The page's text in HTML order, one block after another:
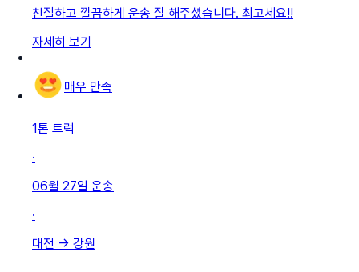
친절하고 깔끔하게 운송 잘 해주셨습니다. 최고세요!!
자세히 보기
매우 만족
1톤 트럭
·
06월 27일 운송
·
대전 → 강원